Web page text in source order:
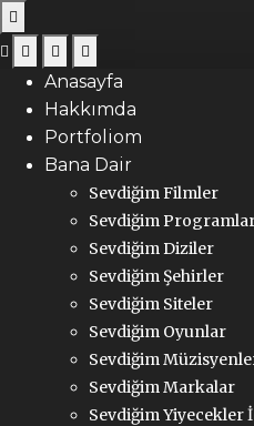
Anasayfa
Hakkımda
Portfoliom
Bana Dair
Sevdiğim Filmler
Sevdiğim
Sevdiğim Diziler
Sevdiğim Şehirler
Sevdiğim Siteler
Sevdiğim Oyunlar
Sevdiğim
Sevdiğim Markalar
Sevdiğim Yiyecekler